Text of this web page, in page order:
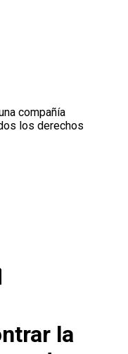
compañía
los derechos
la